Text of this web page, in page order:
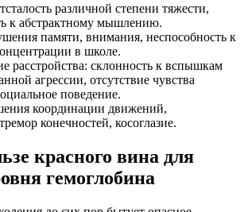
различной степени тяжести,
к абстрактному мышлению.
памяти, внимания, неспособность к
в школе.
расстройства: склонность к вспышкам
агрессии, отсутствие чувства
поведение.
координации движений,
конечностей, косоглазие.
красного вина для
гемоглобина